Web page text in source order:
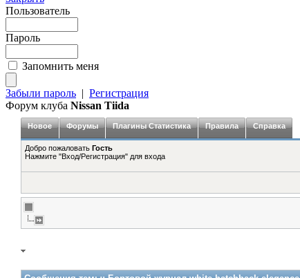
Пользователь
Пароль
Запомнить меня
Забыли пароль | Регистрация
Форум клуба Nissan Tiida
Новое Форумы Плагины Статистика Правила Справка
Добро пожаловать Гость
Нажмите "Вход/Регистрация" для входа